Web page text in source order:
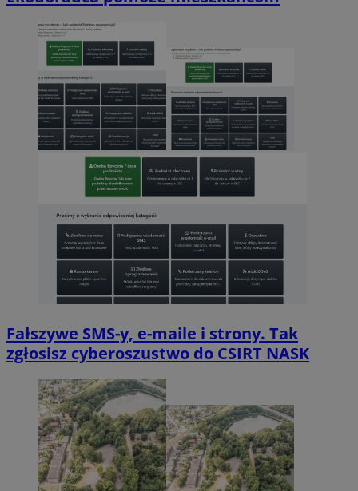
Fałszywe SMS-y, e-maile i strony. Tak
zgłosisz cyberoszustwo do CSIRT NASK